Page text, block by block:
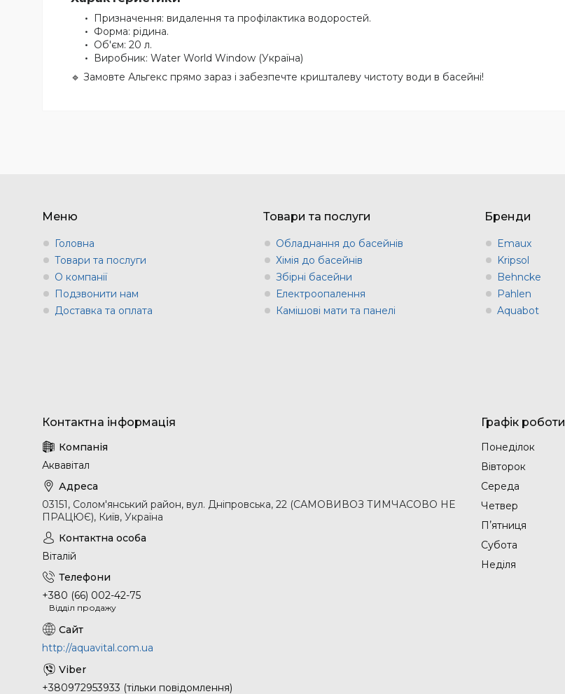
Призначення: видалення та профілактика водоростей.
Форма: рідина.
Об'єм: 20 л.
Виробник: Water World Window (Україна)
🔹 Замовте Альгекс прямо зараз і забезпечте кришталеву чистоту води в басейні!
Меню
Головна
Товари та послуги
О компанії
Подзвонити нам
Доставка та оплата
Товари та послуги
Обладнання до басейнів
Хімія до басейнів
Збірні басейни
Електроопалення
Камішові мати та панелі
Бренди
Emaux
Kripsol
Behncke
Pahlen
Aquabot
Аквавітал
03151, Солом'янський район, вул. Дніпровська, 22 (САМОВИВОЗ ТИМЧАСОВО НЕ
ПРАЦЮЄ), Київ, Україна
Віталій
+380 (66) 002-42-75
Відділ продажу
http://aquavital.com.ua
+380972953933 (тільки повідомлення)
Графік роботи
Понеділок
Вівторок
Середа
Четвер
Пʼятниця
Субота
Неділя